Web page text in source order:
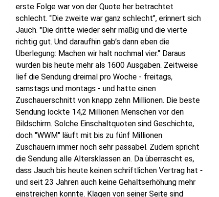
erste Folge war von der Quote her betrachtet
schlecht. "Die zweite war ganz schlecht", erinnert sich
Jauch. "Die dritte wieder sehr mäßig und die vierte
richtig gut. Und daraufhin gab’s dann eben die
Überlegung: Machen wir halt nochmal vier." Daraus
wurden bis heute mehr als 1600 Ausgaben. Zeitweise
lief die Sendung dreimal pro Woche - freitags,
samstags und montags - und hatte einen
Zuschauerschnitt von knapp zehn Millionen. Die beste
Sendung lockte 14,2 Millionen Menschen vor den
Bildschirm. Solche Einschaltquoten sind Geschichte,
doch "WWM" läuft mit bis zu fünf Millionen
Zuschauern immer noch sehr passabel. Zudem spricht
die Sendung alle Altersklassen an. Da überrascht es,
dass Jauch bis heute keinen schriftlichen Vertrag hat -
und seit 23 Jahren auch keine Gehaltserhöhung mehr
einstreichen konnte. Klagen von seiner Seite sind